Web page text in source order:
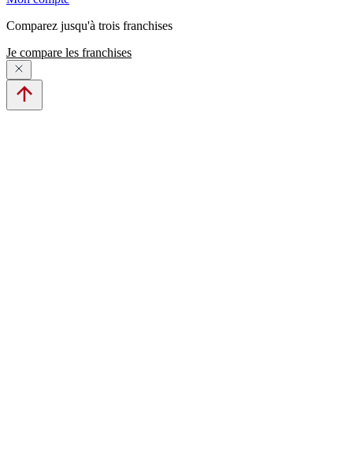
Comparez jusqu'à trois franchises
Je compare les franchises